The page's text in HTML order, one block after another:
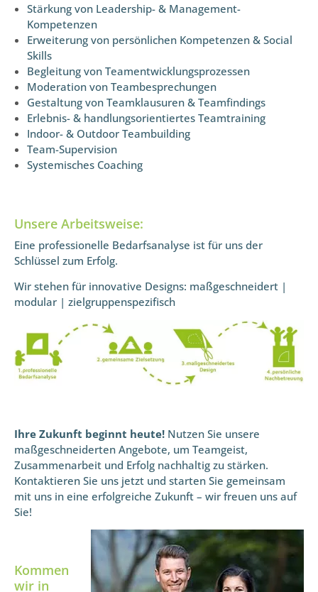
Stärkung von Leadership- & Management-
Kompetenzen
Erweiterung von persönlichen Kompetenzen & Social
Skills
Begleitung von Teamentwicklungsprozessen
Moderation von Teambesprechungen
Gestaltung von Teamklausuren & Teamfindings
Erlebnis- & handlungsorientiertes Teamtraining
Indoor- & Outdoor Teambuilding
Team-Supervision
Systemisches Coaching
Unsere Arbeitsweise:
Eine professionelle Bedarfsanalyse ist für uns der
Schlüssel zum Erfolg.
Wir stehen für innovative Designs: maßgeschneidert |
modular | zielgruppenspezifisch
Ihre Zukunft beginnt heute! Nutzen Sie unsere
maßgeschneiderten Angebote, um Teamgeist,
Zusammenarbeit und Erfolg nachhaltig zu stärken.
Kontaktieren Sie uns jetzt und starten Sie gemeinsam
mit uns in eine erfolgreiche Zukunft – wir freuen uns auf
Sie!
Kommen
wir in